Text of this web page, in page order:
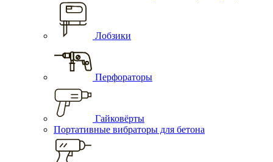
Лобзики
Перфораторы
Гайковёрты
Портативные вибраторы для бетона